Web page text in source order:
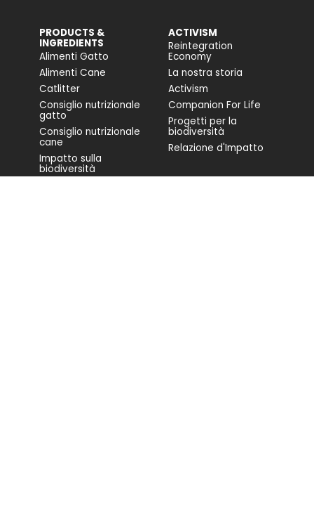
PRODUCTS &
INGREDIENTS
Alimenti Gatto
Alimenti Cane
Catlitter
Consiglio nutrizionale
gatto
Consiglio nutrizionale
cane
Impatto sulla
biodiversità
ACTIVISM
Reintegration
Economy
La nostra storia
Activism
Companion For Life
Progetti per la
biodiversità
Relazione d'Impatto